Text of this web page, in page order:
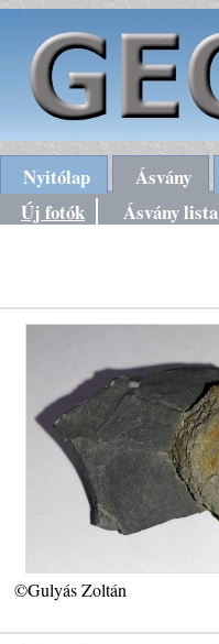
Nyitólap Ásvány
Új fotók
Ásvány lista
©Gulyás Zoltán